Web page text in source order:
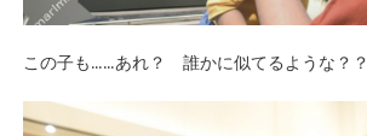
この子も……あれ？ 誰かに似てるような？？